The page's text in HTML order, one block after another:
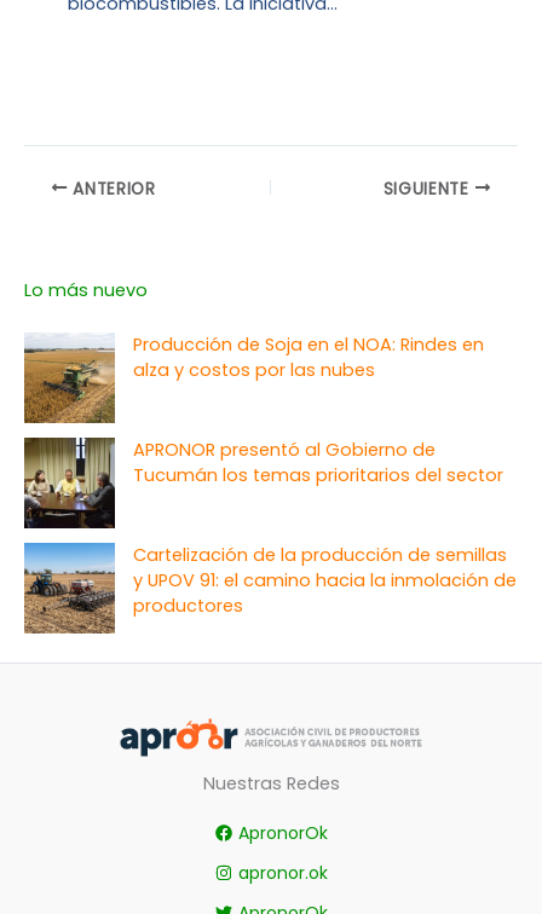
ANTERIOR SIGUIENTE
Lo más nuevo
Producción de Soja en el NOA: Rindes en
alza y costos por las nubes
APRONOR presentó al Gobierno de
Tucumán los temas prioritarios del sector
Cartelización de la producción de semillas
y UPOV 91: el camino hacia la inmolación de
productores
Nuestras Redes
ApronorOk
apronor.ok